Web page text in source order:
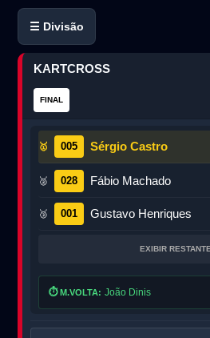
☰ Divisão
KARTCROSS
FINAL
🥇 005 Sérgio Castro
🥈 028 Fábio Machado
🥉 001 Gustavo Henriques
EXIBIR
⏱️M.VOLTA: João Dinis